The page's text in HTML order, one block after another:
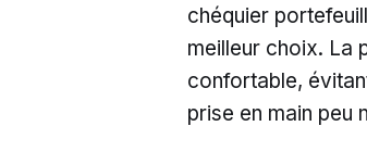
chéquier
meilleur choix. La
confortable,
prise en main peu